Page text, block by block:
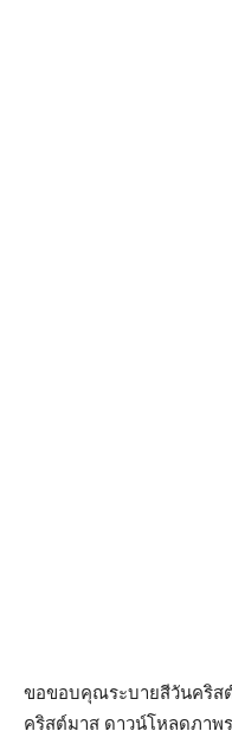
ขอขอบคุณระบายสีวันคริส
คริสต์มาส ดาวน์โหลดภาพ